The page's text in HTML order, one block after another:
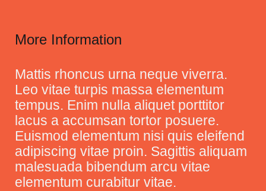
More Information
Mattis rhoncus urna neque viverra.
Leo vitae turpis massa elementum
tempus. Enim nulla aliquet porttitor
lacus a accumsan tortor posuere.
Euismod elementum nisi quis eleifend
adipiscing vitae proin. Sagittis aliquam
malesuada bibendum arcu vitae
elementum curabitur vitae.